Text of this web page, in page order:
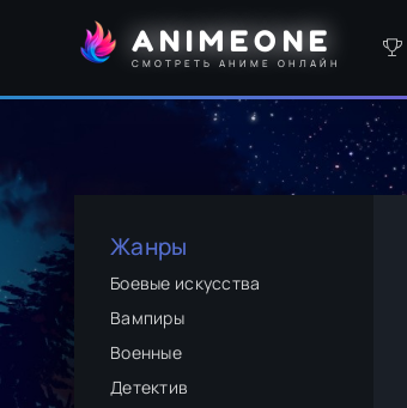
ANIMEONE
СМОТРЕТЬ АНИМЕ ОНЛАЙН
Жанры
Боевые искусства
Вампиры
Военные
Детектив